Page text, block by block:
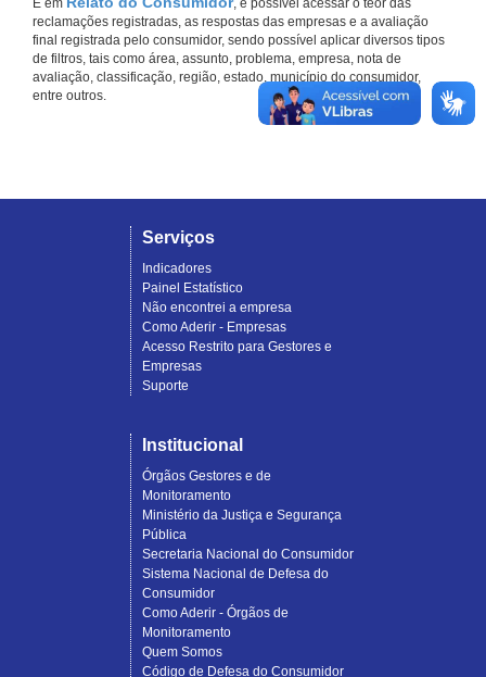
E em
, é possível acessar o teor das
reclamações registradas, as respostas das empresas e a avaliação
final registrada pelo consumidor, sendo possível aplicar diversos tipos
de filtros, tais como área, assunto, problema, empresa, nota de
avaliação, classificação, região, estado, município do consumidor,
entre outros.
Serviços
Indicadores
Painel Estatístico
Não encontrei a empresa
Como Aderir - Empresas
Acesso Restrito para Gestores e
Empresas
Suporte
Institucional
Órgãos Gestores e de
Monitoramento
Ministério da Justiça e Segurança
Pública
Secretaria Nacional do Consumidor
Sistema Nacional de Defesa do
Consumidor
Como Aderir - Órgãos de
Monitoramento
Quem Somos
Código de Defesa do Consumidor